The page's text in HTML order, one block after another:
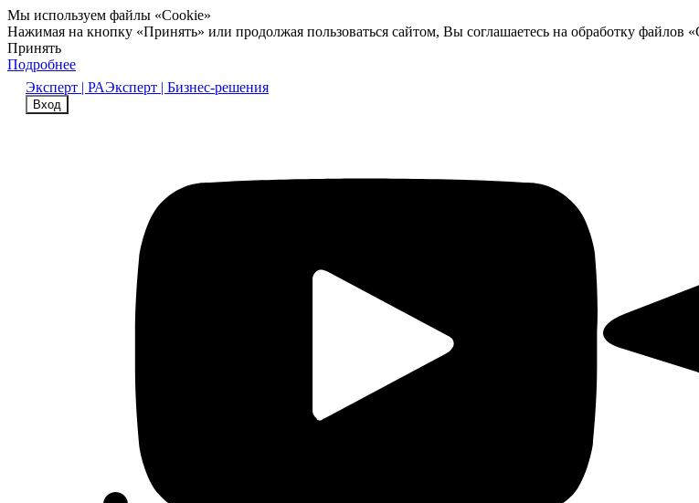
Мы используем файлы «Cookie»
Нажимая на кнопку «Принять» или продолжая пользоваться сайтом, Вы соглашаетесь на обработку
Принять
Подробнее
Эксперт | РАЭксперт | Бизнес-решения
Вход